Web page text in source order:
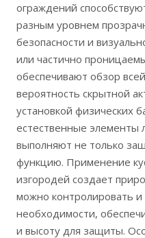
ограждений
разным уровнем
безопасности и
или частично
обеспечивают обзор
вероятность скрытной
установкой физических
естественные элементы
выполняют не только
функцию. Применение
изгородей создает
можно контролировать
необходимости,
и высоту для защиты.